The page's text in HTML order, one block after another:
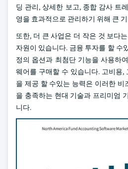
딩 관리, 상세한 보고, 종합 감사 트
영을 효과적으로 관리하기 위해 큰
또한, 더 큰 사업은 더 작은 것 보다
자원이 있습니다. 금융 투자를 할 수
정의 옵션과 최첨단 기능을 사용하
웨어를 구매할 수 있습니다. 고비용,
을 제공 할 수있는 능력은 이러한 비
을 충족하는 현대 기술과 프리미엄
니다.